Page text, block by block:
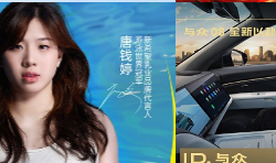
为光明优加x上海博物馆马年限定礼盒宣传项
目提供音乐版权